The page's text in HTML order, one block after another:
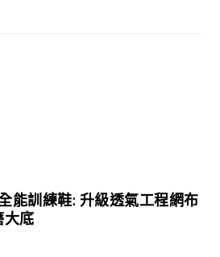
能訓練鞋: 升級透氣工程網布
大底